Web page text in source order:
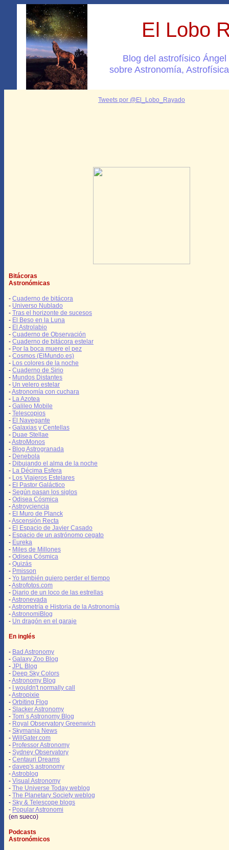
El Lobo
Blog del astrofísico
sobre Astronomía,
Tweets por @El_Lobo_Rayado
Bitácoras
Astronómicas
- Cuaderno de bitácora
- Universo Nublado
- Tras el horizonte de sucesos
- El Beso en la Luna
- El Astrolabio
- Cuaderno de Observación
- Cuaderno de bitácora estelar
- Por la boca muere el pez
- Cosmos (ElMundo.es)
- Los colores de la noche
- Cuaderno de Sirio
- Mundos Distantes
- Un velero estelar
-Astronomía con cuchara
- La Azotea
- Galileo Mobile
- Telescopios
- El Navegante
- Galaxias y Centellas
- Duae Stellae
-AstroMonos
- Blog Astrogranada
- Denebola
- Dibujando el alma de la noche
- La Décima Esfera
- Los Viajeros Estelares
- El Pastor Galáctico
- Según pasan los siglos
- Odisea Cósmica
-Astroyciencia
- El Muro de Planck
-Ascensión Recta
- El Espacio de Javier Casado
- Espacio de un astrónomo cegato
- Eureka
- Miles de Millones
- Odisea Cósmica
- Quizás
- Pmisson
- Yo también quiero perder el tiempo
-Astrofotos.com
- Diario de un loco de las estrellas
-Astronevada
-Astrometría e Historia de la Astronomía
-AstronomiBlog
- Un dragón en el garaje
En inglés
- Bad Astronomy
- Galaxy Zoo Blog
- JPL Blog
- Deep Sky Colors
-Astronomy Blog
- I wouldn't normally call
-Astropixie
- Orbiting Flog
- Slacker Astronomy
- Tom´s Astronomy Blog
- Royal Observatory Greenwich
- Skymania News
- WillGater.com
- Professor Astronomy
- Sydney Observatory
- Centauri Dreams
- davep's astronomy
-Astroblog
- Visual Astronomy
- The Universe Today weblog
- The Planetary Society weblog
- Sky & Telescope blogs
- Popular Astronomi
(en sueco)
Podcasts
Astronómicos